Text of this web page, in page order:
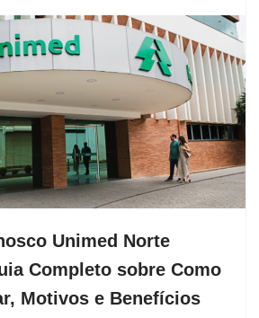
Unimed Norte
Completo sobre Como
Motivos e Benefícios